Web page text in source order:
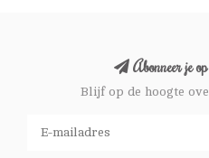
Abonneer je
Blijf op de hoogte